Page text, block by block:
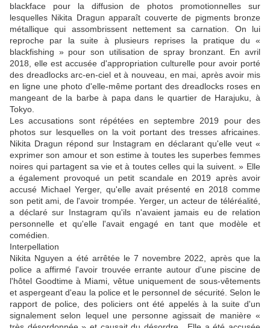
blackface pour la diffusion de photos promotionnelles sur
lesquelles Nikita Dragun apparaît couverte de pigments bronze
métallique qui assombrissent nettement sa carnation. On lui
reproche par la suite à plusieurs reprises la pratique du «
blackfishing » pour son utilisation de spray bronzant. En avril
2018, elle est accusée d'appropriation culturelle pour avoir porté
des dreadlocks arc-en-ciel et à nouveau, en mai, après avoir mis
en ligne une photo d'elle-même portant des dreadlocks roses en
mangeant de la barbe à papa dans le quartier de Harajuku, à
Tokyo.
Les accusations sont répétées en septembre 2019 pour des
photos sur lesquelles on la voit portant des tresses africaines.
Nikita Dragun répond sur Instagram en déclarant qu'elle veut «
exprimer son amour et son estime à toutes les superbes femmes
noires qui partagent sa vie et à toutes celles qui la suivent. » Elle
a également provoqué un petit scandale en 2019 après avoir
accusé Michael Yerger, qu'elle avait présenté en 2018 comme
son petit ami, de l'avoir trompée. Yerger, un acteur de téléréalité,
a déclaré sur Instagram qu'ils n'avaient jamais eu de relation
personnelle et qu'elle l'avait engagé en tant que modèle et
comédien.
Interpellation
Nikita Nguyen a été arrêtée le 7 novembre 2022, après que la
police a affirmé l'avoir trouvée errante autour d'une piscine de
l'hôtel Goodtime à Miami, vêtue uniquement de sous-vêtements
et aspergeant d'eau la police et le personnel de sécurité. Selon le
rapport de police, des policiers ont été appelés à la suite d'un
signalement selon lequel une personne agissait de manière «